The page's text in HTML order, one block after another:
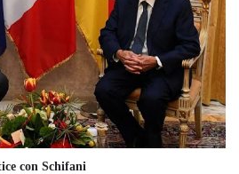
con Schifani